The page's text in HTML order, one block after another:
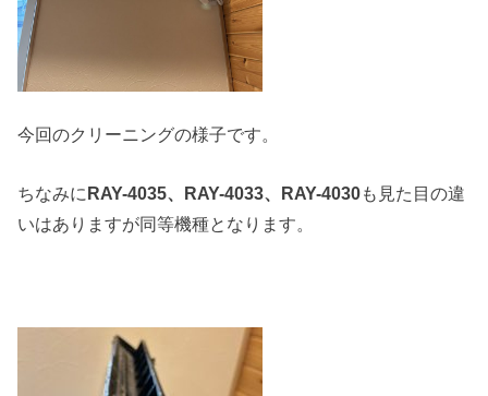
今回のクリーニングの様子です。
ちなみに RAY-4035、RAY-4033、RAY-4030も見た目の違
いはありますが同等機種となります。